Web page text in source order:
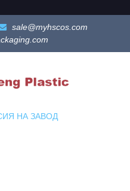
sale@myhscos.com
НА ЗАВОД